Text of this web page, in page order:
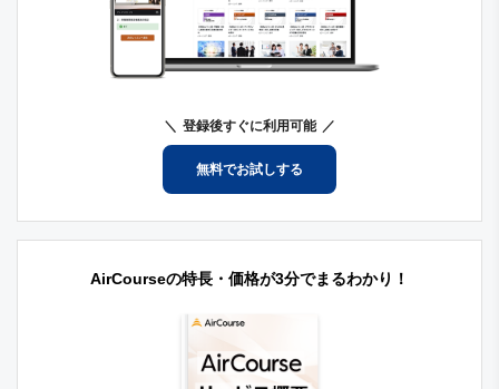
登録後すぐに利用可能
無料でお試しする
AirCourseの特長・価格が3分でまるわかり！